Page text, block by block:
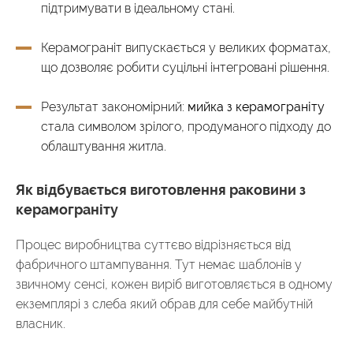
підтримувати в ідеальному стані.
Керамограніт випускається у великих форматах,
що дозволяє робити суцільні інтегровані рішення.
Результат закономірний: мийка з керамограніту
стала символом зрілого, продуманого підходу до
облаштування житла.
Як відбувається виготовлення раковини з
керамограніту
Процес виробництва суттєво відрізняється від
фабричного штампування. Тут немає шаблонів у
звичному сенсі, кожен виріб виготовляється в одному
екземплярі з слеба який обрав для себе майбутній
власник.